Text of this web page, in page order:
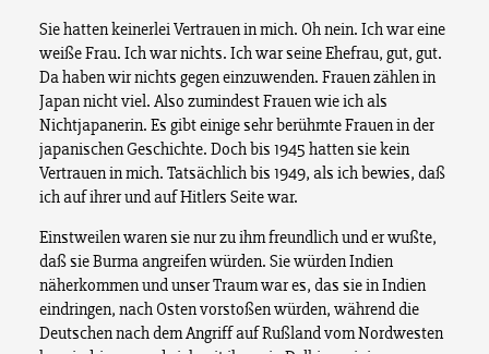
Sie hatten keinerlei Vertrauen in mich. Oh nein. Ich war eine
weiße Frau. Ich war nichts. Ich war seine Ehefrau, gut, gut.
Da haben wir nichts gegen einzuwenden. Frauen zählen in
Japan nicht viel. Also zumindest Frauen wie ich als
Nichtjapanerin. Es gibt einige sehr berühmte Frauen in der
japanischen Geschichte. Doch bis 1945 hatten sie kein
Vertrauen in mich. Tatsächlich bis 1949, als ich bewies, daß
ich auf ihrer und auf Hitlers Seite war.
Einstweilen waren sie nur zu ihm freundlich und er wußte,
daß sie Burma angreifen würden. Sie würden Indien
näherkommen und unser Traum war es, das sie in Indien
eindringen, nach Osten vorstoßen würden, während die
Deutschen nach dem Angriff auf Rußland vom Nordwesten